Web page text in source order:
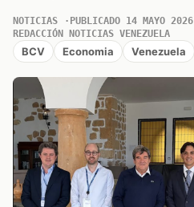
NOTICIAS PUBLICADO 14 MAYO 2026
REDACCIÓN NOTICIAS VENEZUELA
BCV Economia Venezuela